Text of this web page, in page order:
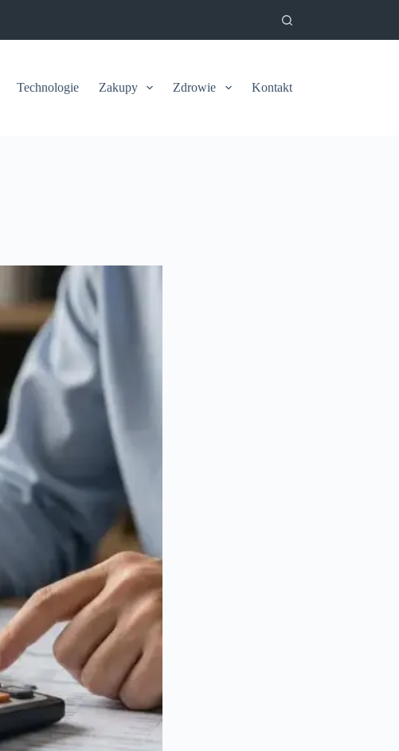
Technologie Zakupy Zdrowie Kontakt